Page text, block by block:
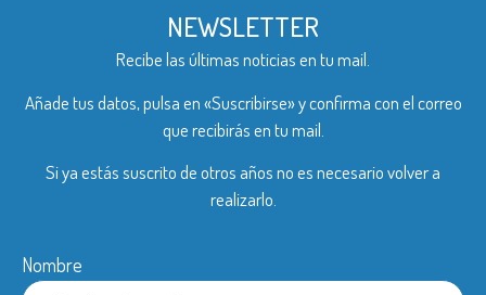
NEWSLETTER
Recibe las últimas noticias en tu mail.
Añade tus datos, pulsa en «Suscribirse» y confirma con el correo
que recibirás en tu mail.
Si ya estás suscrito de otros años no es necesario volver a
realizarlo.
Nombre